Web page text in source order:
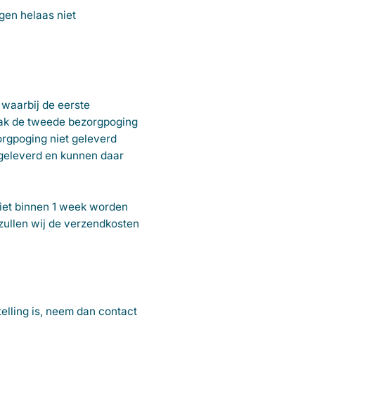
helaas niet
de eerste
de tweede bezorgpoging
niet geleverd
en kunnen daar
binnen 1 week worden
wij de verzendkosten
is, neem dan contact